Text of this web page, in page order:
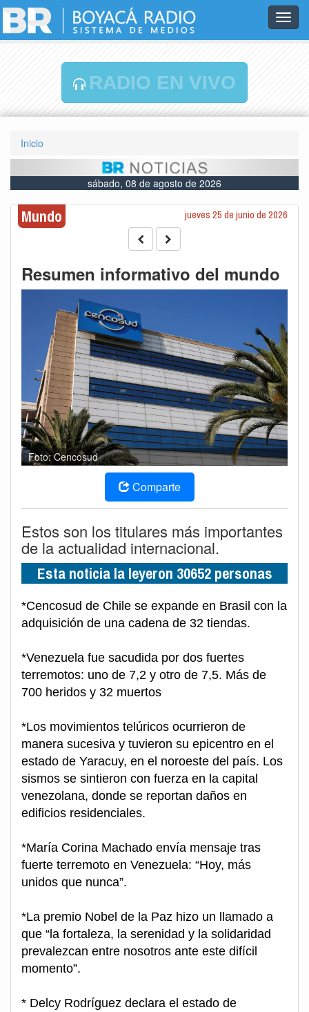
RADIO EN VIVO
Inicio
sábado, 08 de agosto de 2026
Mundo jueves 25 de junio de 2026
Resumen informativo del mundo
Foto: Cencosud
Comparte
Estos son los titulares más importantes
de la actualidad internacional.
Esta noticia la leyeron 30652 personas
*Cencosud de Chile se expande en Brasil con la
adquisición de una cadena de 32 tiendas.
*Venezuela fue sacudida por dos fuertes
terremotos: uno de 7,2 y otro de 7,5. Más de
700 heridos y 32 muertos
*Los movimientos telúricos ocurrieron de
manera sucesiva y tuvieron su epicentro en el
estado de Yaracuy, en el noroeste del país. Los
sismos se sintieron con fuerza en la capital
venezolana, donde se reportan daños en
edificios residenciales.
*María Corina Machado envía mensaje tras
fuerte terremoto en Venezuela: “Hoy, más
unidos que nunca”.
*La premio Nobel de la Paz hizo un llamado a
que “la fortaleza, la serenidad y la solidaridad
prevalezcan entre nosotros ante este difícil
momento”.
* Delcy Rodríguez declara el estado de